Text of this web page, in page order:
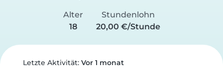
Alter
18
Stundenlohn
20,00 €/Stunde
Letzte Aktivität: Vor 1 monat